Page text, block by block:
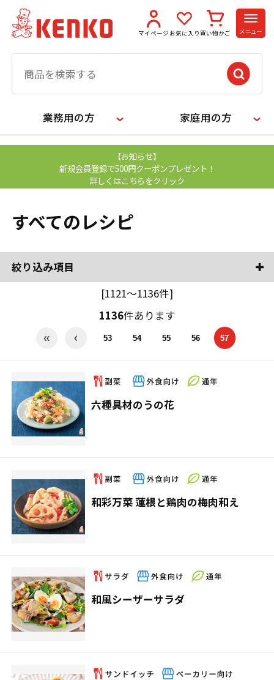
マイページ お気に入り 買い物かご メニュー
業務用の方 家庭用の方
【お知らせ】
新規会員登録で500円クーポンプレゼント！
詳しくはこちらをクリック
すべてのレシピ
絞り込み項目
[1121～1136件]
1136件あります
53 54 55 56 57
六種具材のうの花
和彩万菜 蓮根と鶏肉の梅肉和え
和風シーザーサラダ